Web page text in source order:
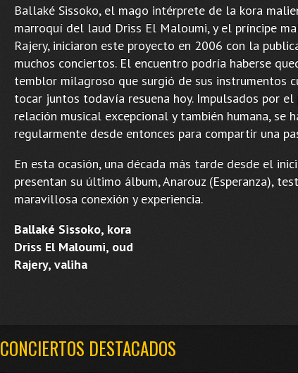
Ballaké Sissoko, el mago intérprete de la kora
marroquí del laud Driss El Maloumi, y el príncipe
Rajery, iniciaron este proyecto en 2006 con la
muchos conciertos. El encuentro podría haberse
temblor milagroso que surgió de sus instrumentos
tocar juntos todavía resuena hoy. Impulsados por el
relación musical excepcional y también humana, se
regularmente desde entonces para compartir una
En esta ocasión, una década más tarde desde el
presentan su último álbum, Anarouz (Esperanza),
maravillosa conexión y experiencia.
Ballaké Sissoko, kora
Driss El Maloumi, oud
Rajery, valiha
CONCIERTOS DESTACADOS